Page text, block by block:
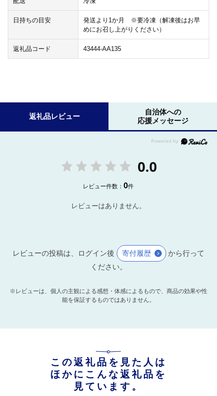
日持ちの目安
発送より1か月 ※要冷凍（解凍後はお早
めにお召し上がりください）
返礼品コード 43444-AA135
返礼品レビュー
自治体への
応援メッセージ
0.0
レビュー件数：0件
レビューはありません。
レビューの投稿は、ログイン後 寄付履歴
から行って
ください。
※レビューは、個人の主観による感想・体感によるもので、商品の効果や性
能を保証するものではありません。
この返礼品を見た人は
ほかにこんな返礼品を
見ています。